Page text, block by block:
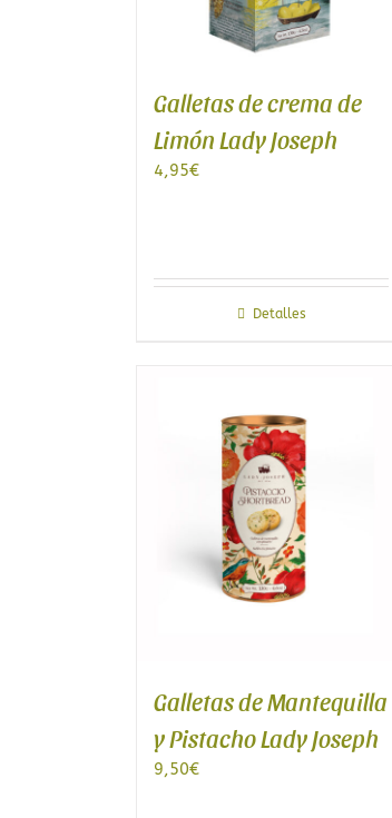
Galletas de crema de
Limón Lady Joseph
4,95€
Detalles
Galletas de Mantequilla
y Pistacho Lady Joseph
9,50€